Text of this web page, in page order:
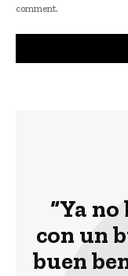
comment.